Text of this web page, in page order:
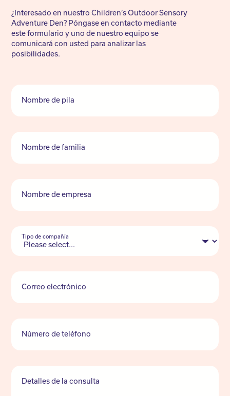
¿Interesado en nuestro Children’s Outdoor Sensory
Adventure Den? Póngase en contacto mediante
este formulario y uno de nuestro equipo se
comunicará con usted para analizar las
posibilidades.
Nombre de pila
Nombre de familia
Nombre de empresa
Tipo de compañía
Correo electrónico
Número de teléfono
Detalles de la consulta